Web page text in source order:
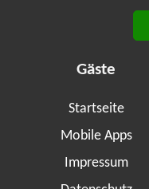
Gäste
Startseite
Mobile Apps
Impressum